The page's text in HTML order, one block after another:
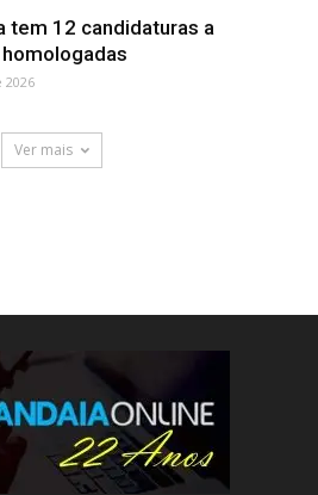
tem 12 candidaturas a
2026
Ver mais